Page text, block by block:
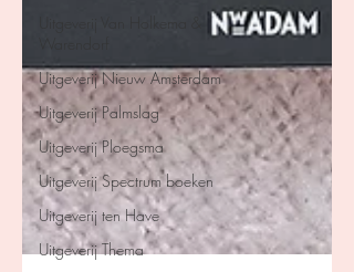
Uitgeverij Nieuw Amsterdam
Uitgeverij Palmslag
Uitgeverij Ploegsma
Uitgeverij Spectrum boeken
Uitgeverij ten Have
Uitgeverij Thema